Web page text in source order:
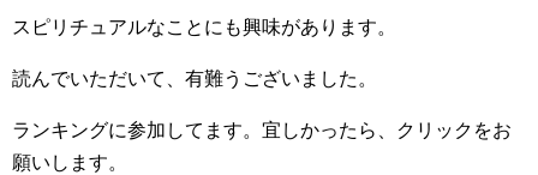
スピリチュアルなことにも興味があります。
読んでいただいて、有難うございました。
ランキングに参加してます。宜しかったら、クリックをお
願いします。